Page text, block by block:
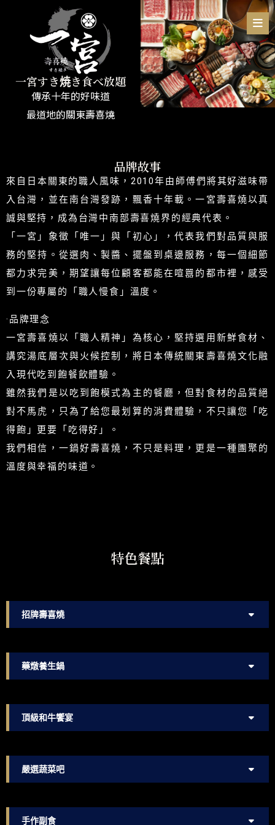
一宮すき焼き食べ放題
傳承十年的好味道
最道地的關東壽喜燒
品牌故事
來自日本關東的職人風味，2010年由師傅們將其好滋味帶
入台灣，並在南台灣發跡，飄香十年載。一宮壽喜燒以真
誠與堅持，成為台灣中南部壽喜燒界的經典代表。
「一宮」象徵「唯一」與「初心」，代表我們對品質與服
務的堅持。從選肉、製醬、擺盤到桌邊服務，每一個細節
都力求完美，期望讓每位顧客都能在喧囂的都市裡，感受
到一份專屬的「職人慢食」溫度。
·品牌理念
一宮壽喜燒以「職人精神」為核心，堅持選用新鮮食材、
講究湯底層次與火候控制，將日本傳統關東壽喜燒文化融
入現代吃到飽餐飲體驗。
雖然我們是以吃到飽模式為主的餐廳，但對食材的品質絕
對不馬虎，只為了給您最划算的消費體驗，不只讓您「吃
得飽」更要「吃得好」。
我們相信，一鍋好壽喜燒，不只是料理，更是一種團聚的
溫度與幸福的味道。
特色餐點
招牌壽喜燒
藥燉養生鍋
頂級和牛饗宴
嚴選蔬菜吧
手作副食